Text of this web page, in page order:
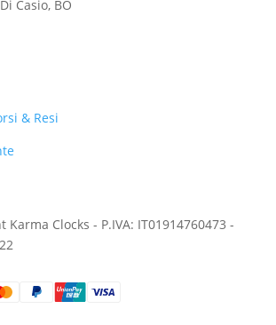
Casio, BO
& Resi
Clocks - P.IVA: IT01914760473 -